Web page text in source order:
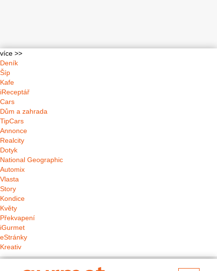
více >>
Deník
Šíp
Kafe
iReceptář
Cars
Dům a zahrada
TipCars
Annonce
Realcity
Dotyk
National Geographic
Automix
Vlasta
Story
Kondice
Květy
Překvapení
iGurmet
eStránky
Kreativ